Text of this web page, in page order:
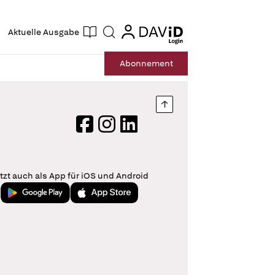
Aktuelle Ausgabe Suche login
login
Abonnement
Nach oben springen
FacebookInstagram
LinkedIn
auch als App für iOS und Android
Jetzt bei Google PlayLaden im App Store